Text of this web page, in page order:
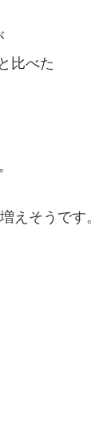
比べた
えそうです。